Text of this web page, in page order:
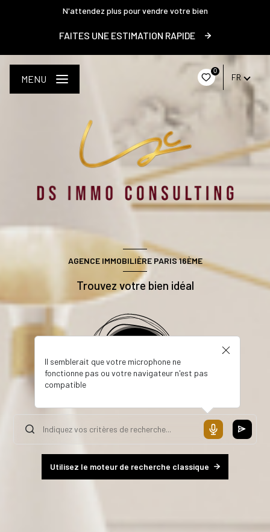
N'attendez plus pour vendre votre bien
FAITES UNE ESTIMATION RAPIDE
0
FR
MENU
AGENCE IMMOBILIÈRE PARIS 16ÈME
Trouvez votre bien idéal
Il semblerait que votre microphone ne
fonctionne pas ou votre navigateur n'est pas
compatible
Utilisez le moteur de recherche classique